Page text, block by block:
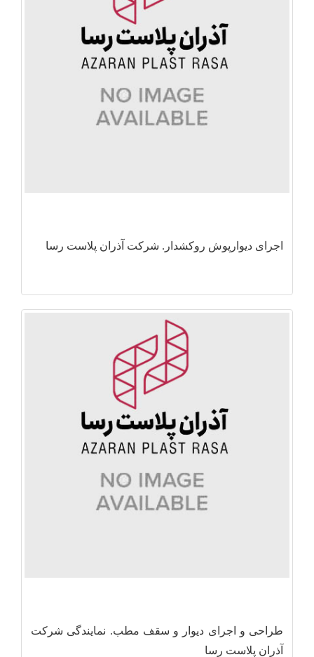
اجرای دیوارپوش روکشدار. شرکت آذران پلاست رسا
طراحی و اجرای دیوار و سقف مطب. نمایندگی شرکت
آذران پلاست رسا